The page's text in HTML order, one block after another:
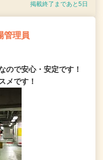
掲載終了まであと5日
管理員
ので安心・安定です！
メです！